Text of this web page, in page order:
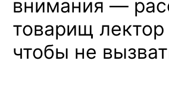
внимания —
товарищ
чтобы не